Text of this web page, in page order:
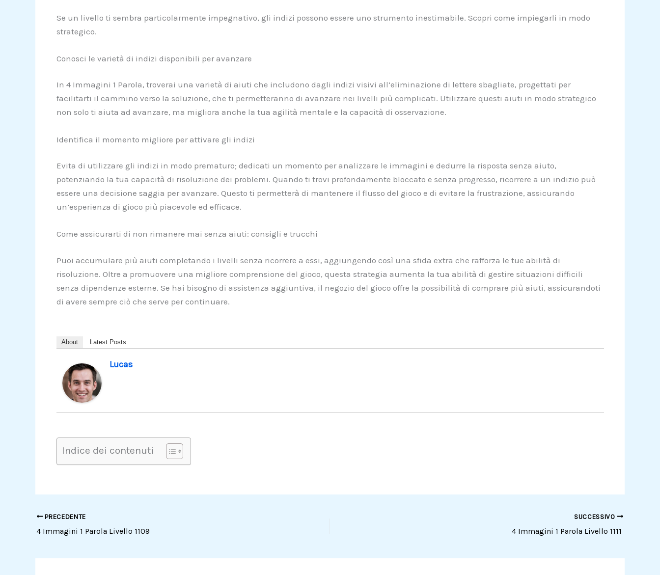
Se un livello ti sembra particolarmente impegnativo, gli indizi possono essere uno strumento inestimabile. Scopri come impiegarli in modo
strategico.
Conosci le varietà di indizi disponibili per avanzare
In 4 Immagini 1 Parola, troverai una varietà di aiuti che includono dagli indizi visivi all’eliminazione di lettere sbagliate, progettati per
facilitarti il cammino verso la soluzione, che ti permetteranno di avanzare nei livelli più complicati. Utilizzare questi aiuti in modo strategico
non solo ti aiuta ad avanzare, ma migliora anche la tua agilità mentale e la capacità di osservazione.
Identifica il momento migliore per attivare gli indizi
Evita di utilizzare gli indizi in modo prematuro; dedicati un momento per analizzare le immagini e dedurre la risposta senza aiuto,
potenziando la tua capacità di risoluzione dei problemi. Quando ti trovi profondamente bloccato e senza progresso, ricorrere a un indizio può
essere una decisione saggia per avanzare. Questo ti permetterà di mantenere il flusso del gioco e di evitare la frustrazione, assicurando
un’esperienza di gioco più piacevole ed efficace.
Come assicurarti di non rimanere mai senza aiuti: consigli e trucchi
Puoi accumulare più aiuti completando i livelli senza ricorrere a essi, aggiungendo così una sfida extra che rafforza le tue abilità di
risoluzione. Oltre a promuovere una migliore comprensione del gioco, questa strategia aumenta la tua abilità di gestire situazioni difficili
senza dipendenze esterne. Se hai bisogno di assistenza aggiuntiva, il negozio del gioco offre la possibilità di comprare più aiuti, assicurandoti
di avere sempre ciò che serve per continuare.
About Latest Posts
Lucas
Indice dei contenuti
PRECEDENTE
4 Immagini 1 Parola Livello 1109
SUCCESSIVO
4 Immagini 1 Parola Livello 1111